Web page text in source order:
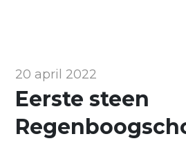
20 april 2022
Eerste steen